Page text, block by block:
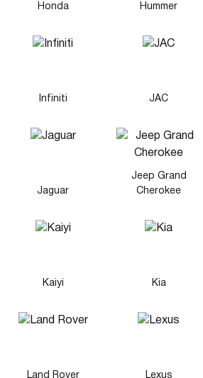
Honda Hummer
Infiniti JAC
Jaguar
Jeep Grand
Cherokee
Kaiyi Kia
Land Rover Lexus